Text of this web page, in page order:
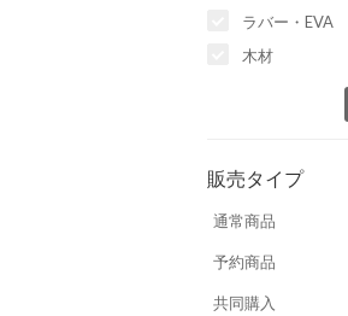
ラバー・EVA
木材
販売タイプ
通常商品
予約商品
共同購入